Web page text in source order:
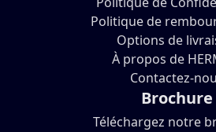
Politique de
Options de
À propos de
Contactez-
Brochure
Téléchargez notre